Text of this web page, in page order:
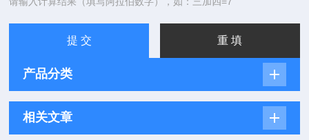
产品分类
相关文章